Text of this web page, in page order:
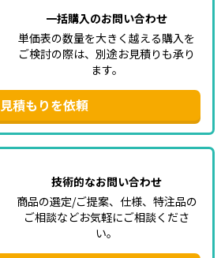
一括購入のお問い合わせ
単価表の数量を大きく越える購入を
ご検討の際は、別途お見積りも承り
ます。
見積もりを依頼
技術的なお問い合わせ
商品の選定/ご提案、仕様、特注品の
ご相談などお気軽にご相談くださ
い。